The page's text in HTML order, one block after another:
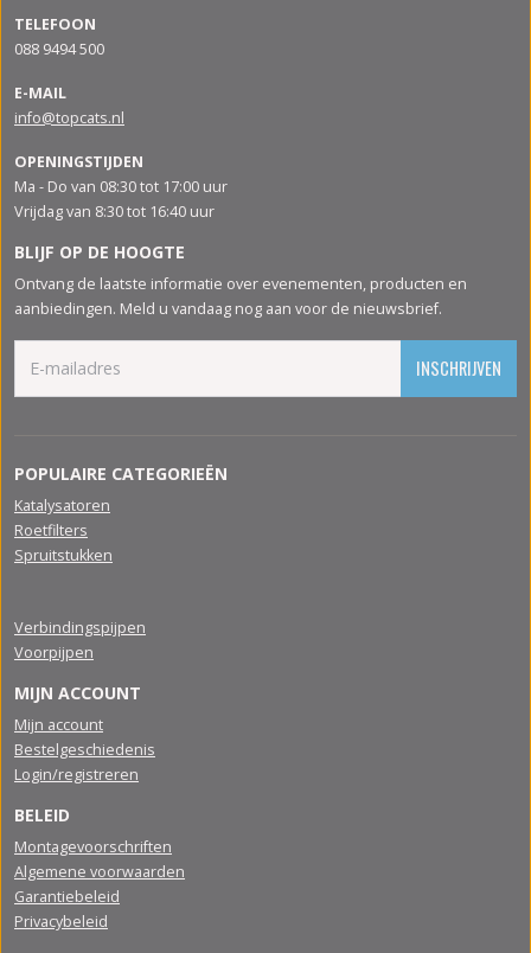
TELEFOON
088 9494 500
E-MAIL
info@topcats.nl
OPENINGSTIJDEN
Ma - Do van 08:30 tot 17:00 uur
Vrijdag van 8:30 tot 16:40 uur
BLIJF OP DE HOOGTE
Ontvang de laatste informatie over evenementen, producten en
aanbiedingen. Meld u vandaag nog aan voor de nieuwsbrief.
INSCHRIJVEN
POPULAIRE CATEGORIEËN
Katalysatoren
Roetfilters
Spruitstukken
Verbindingspijpen
Voorpijpen
MIJN ACCOUNT
Mijn account
Bestelgeschiedenis
Login/registreren
BELEID
Montagevoorschriften
Algemene voorwaarden
Garantiebeleid
Privacybeleid